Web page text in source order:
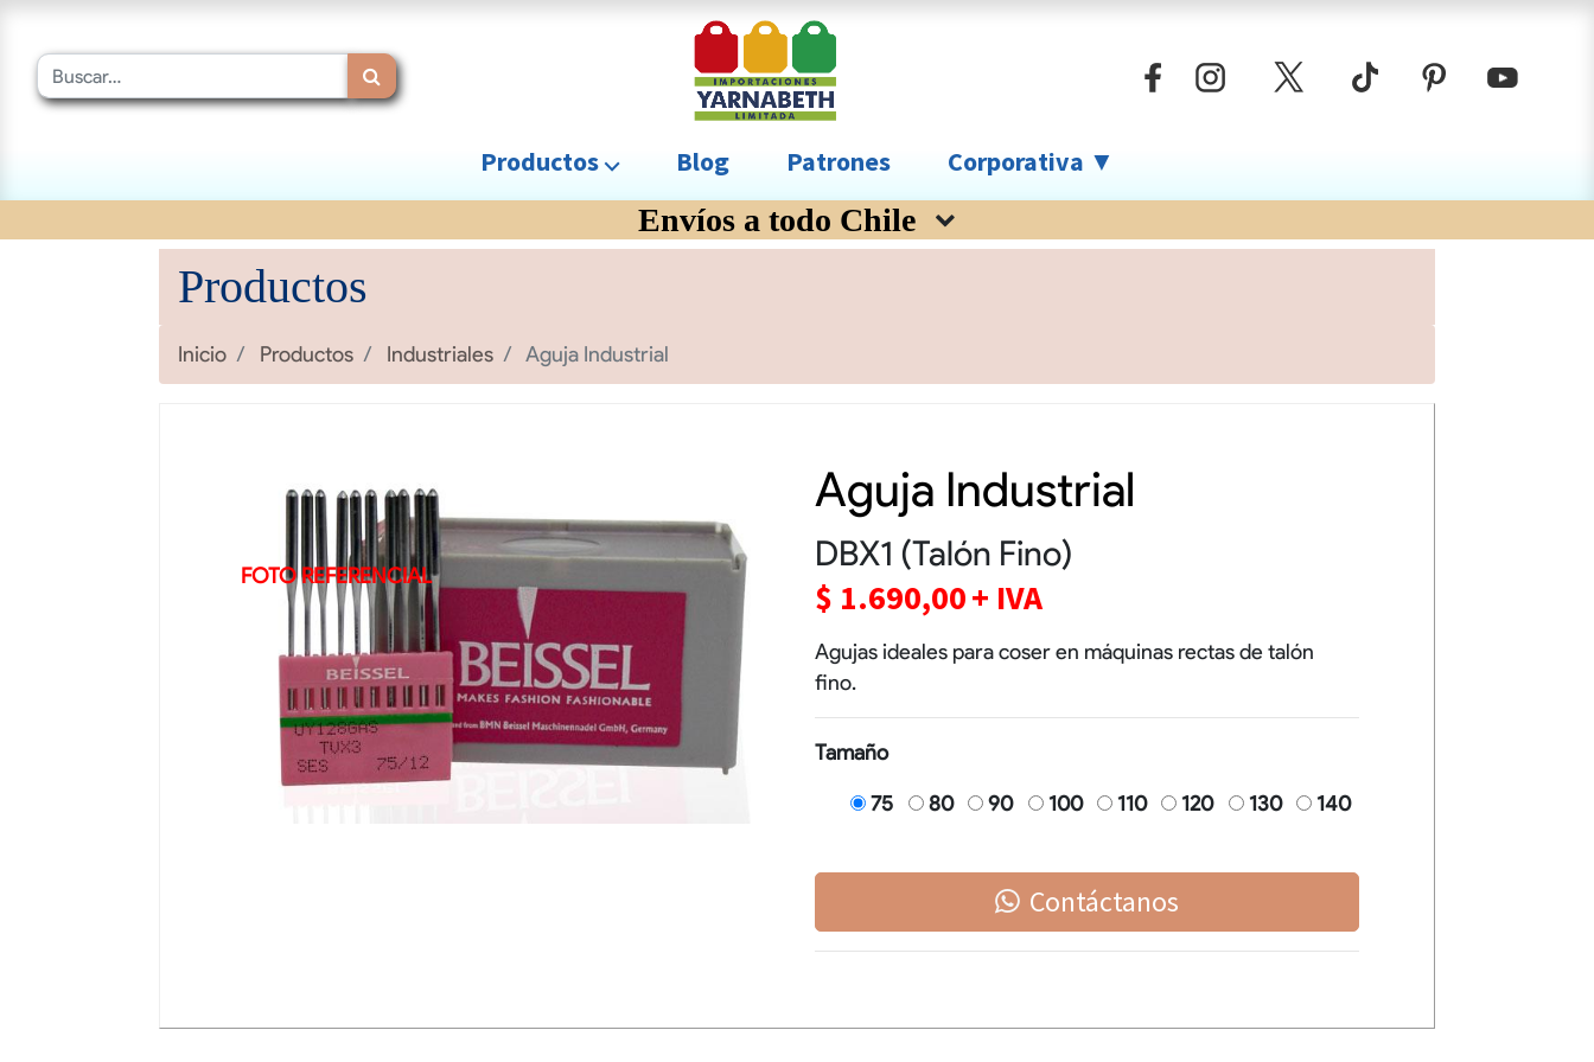
Productos ⌵ Blog Patrones Corporativa ▼
Envíos a todo Chile
Productos
Inicio Productos Industriales Aguja Industrial
FOTO REFERENCIAL
Aguja Industrial
DBX1 (Talón Fino)
$ 1.690,00+ IVA
Agujas ideales para coser en máquinas rectas de talón
fino.
Tamaño
75 80 90 100 110 120 130 140
Contáctanos